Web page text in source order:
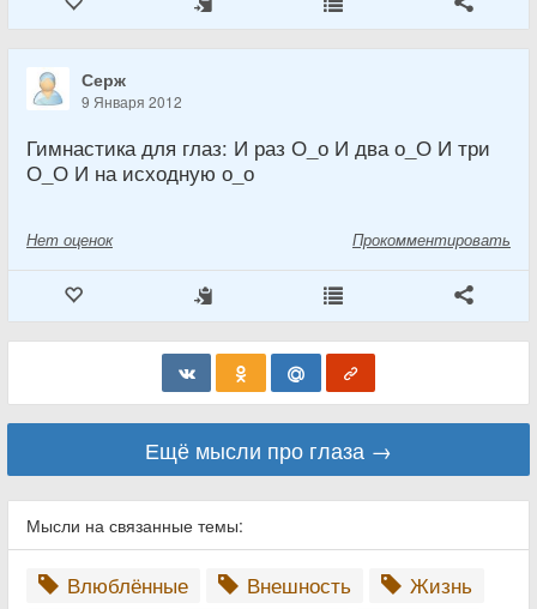
Серж
9 Января 2012
Гимнастика для глаз: И раз О_о И два о_О И три
О_О И на исходную о_о
Нет оценок Прокомментировать
Ещё мысли про глаза →
Мысли на связанные темы:
Влюблённые Внешность
Жизнь